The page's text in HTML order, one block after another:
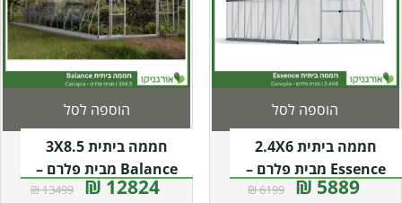
חממה ביתית 2.4X6
Essence מבית פלרם –
Canopia
5889 ₪
6199 ₪
הוספה לסל
חממה ביתית 3X8.5
Balance מבית פלרם –
Canopia
12824 ₪
13499 ₪
הוספה לסל